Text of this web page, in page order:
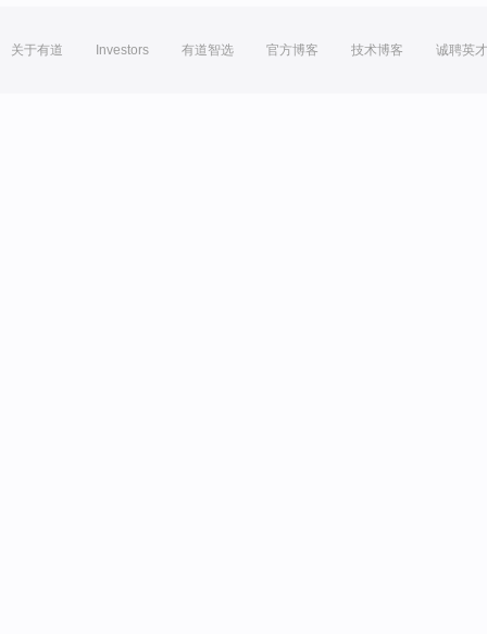
关于有道 Investors 有道智选 官方博客 技术博客 诚聘英才